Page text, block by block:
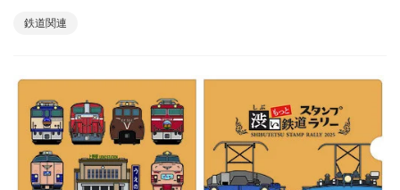
鉄道関連